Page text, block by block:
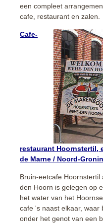
een compleet
cafe, restaurant en zalen.
Cafe-
restaurant Hoornstertil,
de Marne / Noord-
Bruin-eetcafe
den Hoorn is gelegen op
het water van het
cafe 's naast elkaar, waar
onder het genot van een